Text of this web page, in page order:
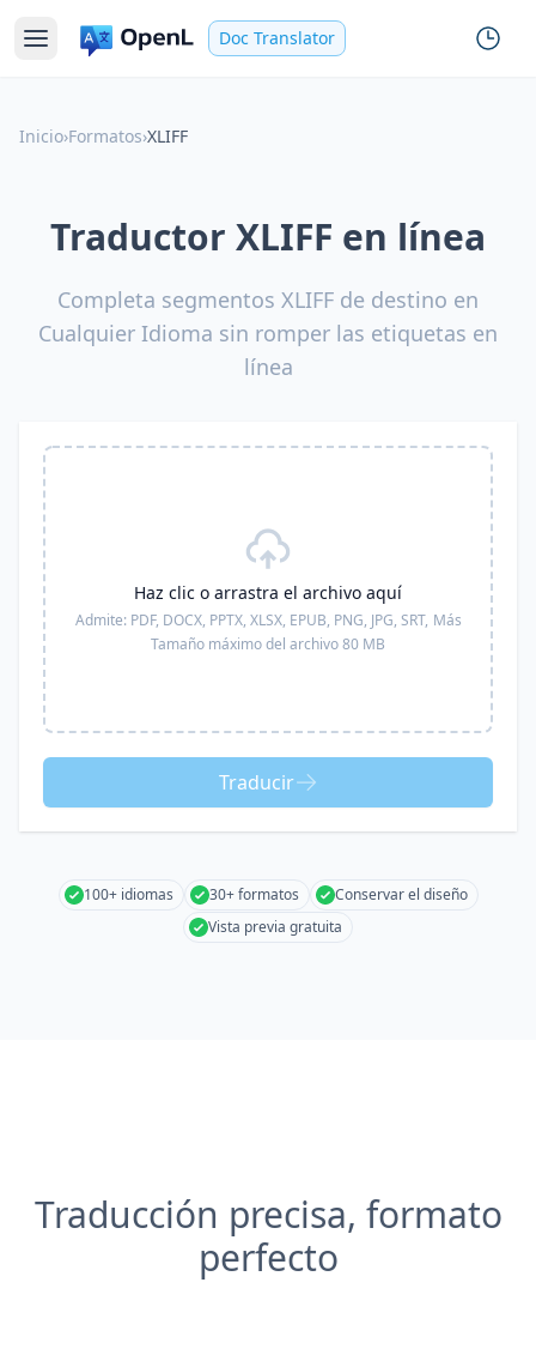
Doc Translator
Inicio›Formatos›XLIFF
Traductor XLIFF en línea
Completa segmentos XLIFF de destino en
Cualquier Idioma sin romper las etiquetas en
línea
Haz clic o arrastra el archivo aquí
Admite: PDF, DOCX, PPTX, XLSX, EPUB, PNG, JPG, SRT, Más
Tamaño máximo del archivo 80 MB
Traducir
100+ idiomas 30+ formatos
Conservar el diseño
Vista previa gratuita
Traducción precisa, formato
perfecto